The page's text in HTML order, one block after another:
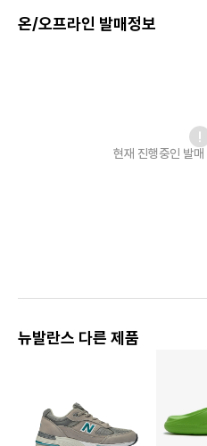
온/오프라인 발매정보
현재 진행중인 발매
뉴발란스 다른 제품